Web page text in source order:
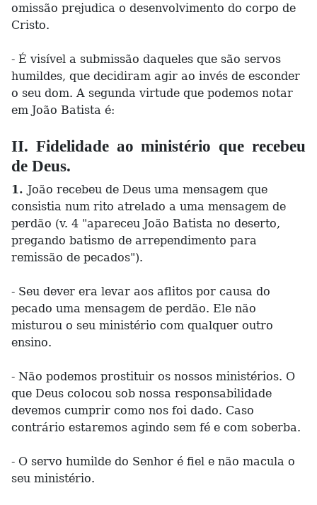
omissão prejudica o desenvolvimento do corpo de
Cristo.
- É visível a submissão daqueles que são servos
humildes, que decidiram agir ao invés de esconder
o seu dom. A segunda virtude que podemos notar
em João Batista é:
II. Fidelidade ao ministério que recebeu
de Deus.
1. João recebeu de Deus uma mensagem que
consistia num rito atrelado a uma mensagem de
perdão (v. 4 "apareceu João Batista no deserto,
pregando batismo de arrependimento para
remissão de pecados").
- Seu dever era levar aos aflitos por causa do
pecado uma mensagem de perdão. Ele não
misturou o seu ministério com qualquer outro
ensino.
- Não podemos prostituir os nossos ministérios. O
que Deus colocou sob nossa responsabilidade
devemos cumprir como nos foi dado. Caso
contrário estaremos agindo sem fé e com soberba.
- O servo humilde do Senhor é fiel e não macula o
seu ministério.